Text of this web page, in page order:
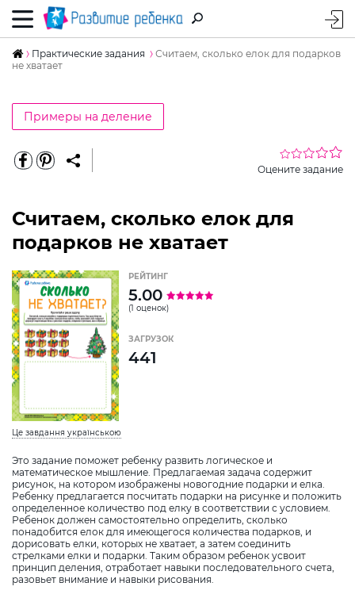
Практические задания
Считаем, сколько елок для подарков
не хватает
Примеры на деление
Оцените задание
Считаем, сколько елок для
подарков не хватает
Це завдання українською
Это задание поможет ребенку развить логическое и
математическое мышление. Предлагаемая задача содержит
рисунок, на котором изображены новогодние подарки и елка.
Ребенку предлагается посчитать подарки на рисунке и положить
определенное количество под елку в соответствии с условием.
Ребенок должен самостоятельно определить, сколько
понадобится елок для имеющегося количества подарков, и
дорисовать елки, которых не хватает, а затем соединить
стрелками елки и подарки. Таким образом ребенок усвоит
принцип деления, отработает навыки последовательного счета,
разовьет внимание и навыки рисования.
РЕЙТИНГ
5.00
(1 оценок)
ЗАГРУЗОК
441